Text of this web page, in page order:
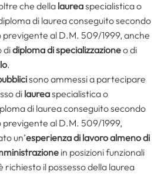
che della laureaspecialistica o
di laurea conseguito secondo
previgente al D.M. 509/1999, anche
didiploma di specializzazioneo di
.
sono ammessi a partecipare
di laureaspecialistica o
di laurea conseguito secondo
previgente al D.M. 509/1999,
un’esperienza di lavoro almeno di
in posizioni funzionali
richiesto il possesso della laurea